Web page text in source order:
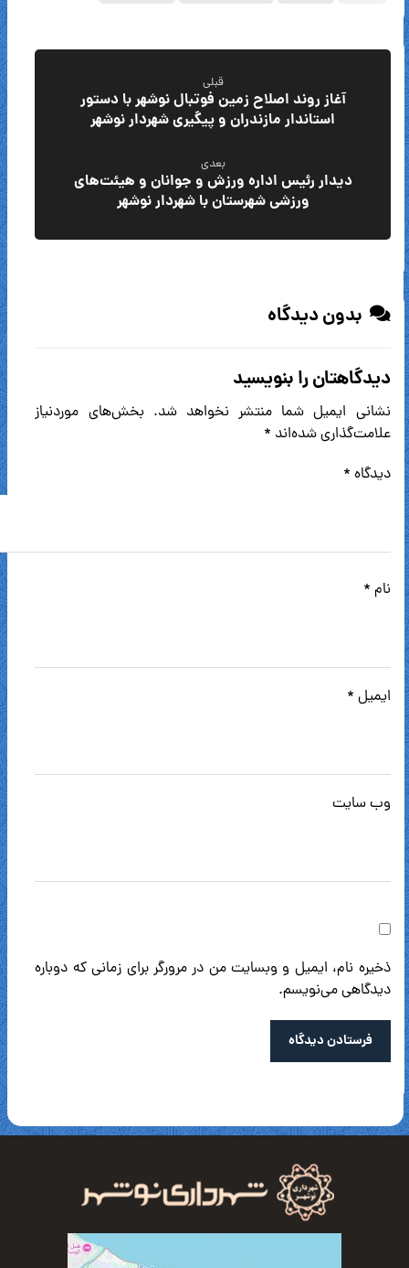
قبلی
آغاز روند اصلاح زمین فوتبال نوشهر با دستور
استاندار مازندران و پیگیری شهردار نوشهر
بعدی
دیدار رئیس اداره ورزش و جوانان و هیئت‌های
ورزشی شهرستان با شهردار نوشهر
بدون دیدگاه
دیدگاهتان را بنویسید
نشانی ایمیل شما منتشر نخواهد شد. بخش‌های موردنیاز
علامت‌گذاری شده‌اند *
دیدگاه *
نام *
ایمیل *
وب‌ سایت
ذخیره نام، ایمیل و وبسایت من در مرورگر برای زمانی که دوباره
دیدگاهی می‌نویسم.
فرستادن دیدگاه